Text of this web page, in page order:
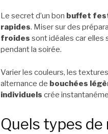
Le secret d’un bon buffet
rapides. Miser sur des
froides sont idéales car elles
pendant la soirée.
Varier les couleurs, les
alternance de bouchées
individuels crée
Quels types